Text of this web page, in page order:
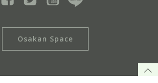
Osakan Space